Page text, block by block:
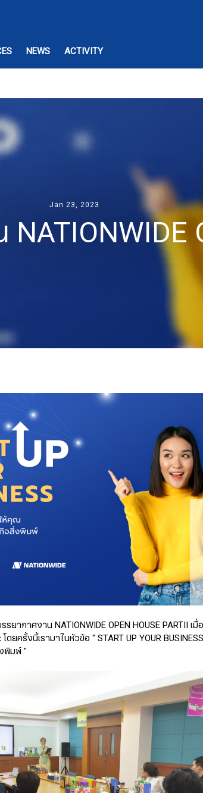
NEWS ACTIVITY
Jan 23, 2023
ากาศงาน NATIONWIDE OPEN HOUSE PARTII เ
ยครั้งนี้เรามาในหัวข้อ " START UP YOUR
พิมพ์ "